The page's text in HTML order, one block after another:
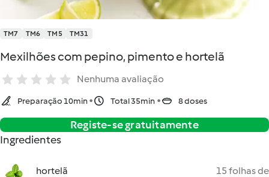
TM7 TM6 TM5 TM31
Mexilhões com pepino, pimento e hortelã
Nenhuma avaliação
Preparação 10min Total 35min 8 doses
Registe-se gratuitamente
Ingredientes
hortelã 15 folhas de